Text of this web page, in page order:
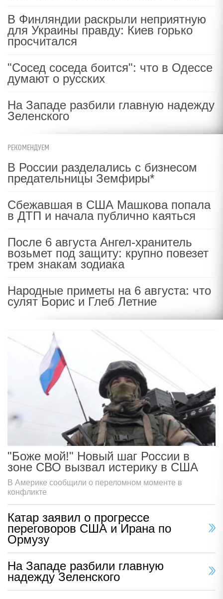
В Финляндии раскрыли неприятную
для Украины правду: Киев горько
просчитался
"Сосед соседа боится": что в Одессе
думают о русских
На Западе разбили главную надежду
Зеленского
РЕКОМЕНДУЕМ
В России разделались с бизнесом
предательницы Земфиры*
Сбежавшая в США Машкова попала
в ДТП и начала публично каяться
После 6 августа Ангел-хранитель
возьмет под защиту: крупно повезет
трем знакам зодиака
Народные приметы на 6 августа: что
сулят Борис и Глеб Летние
"Боже мой!" Новый шаг России в
зоне СВО вызвал истерику в США
В Америке сообщили о переломном моменте в
конфликте
Катар заявил о прогрессе
переговоров США и Ирана по
Ормузу
На Западе разбили главную
надежду Зеленского